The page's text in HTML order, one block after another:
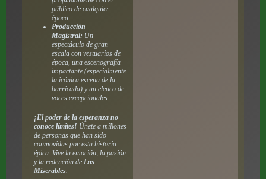
público de cualquier
época.
Producción
Magistral: Un
espectáculo de gran
escala con vestuarios de
época, una escenografía
impactante (especialmente
la icónica escena de la
barricada) y un elenco de
voces excepcionales.
¡El poder de la esperanza no
conoce límites! Únete a millones
de personas que han sido
conmovidas por esta historia
épica. Vive la emoción, la pasión
y la redención de Los
Miserables.